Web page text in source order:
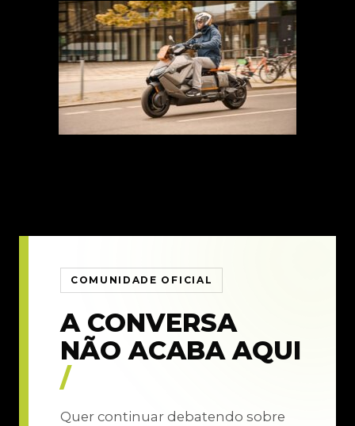
COMUNIDADE OFICIAL
A CONVERSA
NÃO ACABA AQUI
/
Quer continuar debatendo sobre